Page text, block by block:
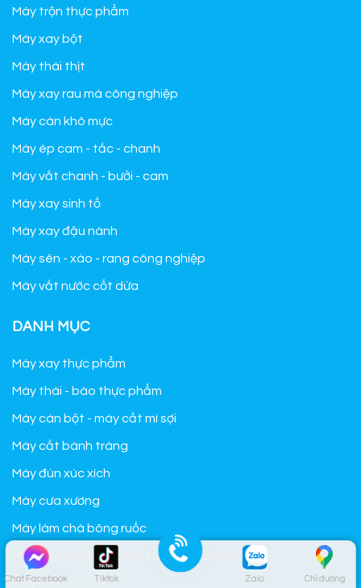
Chat Facebook Tiktok Zalo Chỉ đường
Máy trộn thực phẩm
Máy xay bột
Máy thái thịt
Máy xay rau má công nghiệp
Máy cán khô mực
Máy ép cam - tắc - chanh
Máy vắt chanh - bưởi - cam
Máy xay sinh tố
Máy xay đậu nành
Máy sên - xào - rang công nghiệp
Máy vắt nước cốt dừa
DANH MỤC
Máy xay thực phẩm
Máy thái - bào thực phẩm
Máy cán bột - máy cắt mì sợi
Máy cắt bánh tráng
Máy đùn xúc xích
Máy cưa xương
Máy làm chà bông ruốc
Máy xay cà phê - xay tiêu công nghiệp
Máy làm giò chả